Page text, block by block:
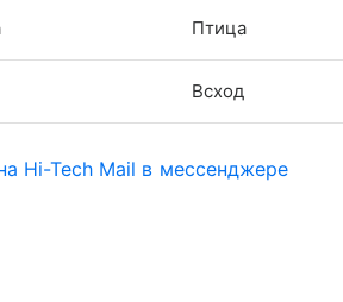
Птица
Всход
Hi-Tech Mail в мессенджере